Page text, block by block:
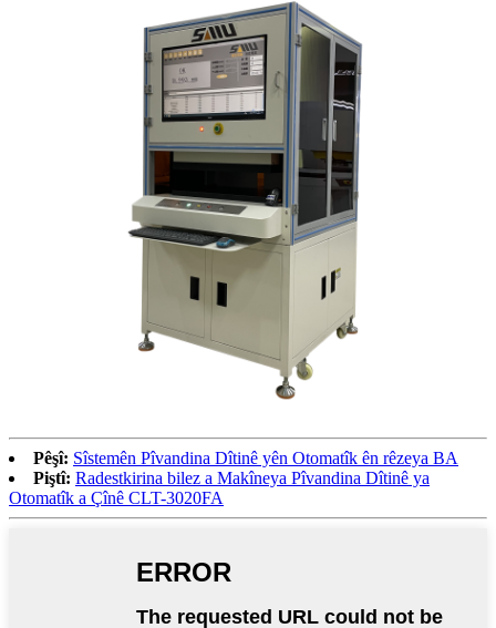
Pêşî: Sîstemên Pîvandina Dîtinê yên Otomatîk ên rêzeya BA
Piştî: Radestkirina bilez a Makîneya Pîvandina Dîtinê ya
Otomatîk a Çînê CLT-3020FA